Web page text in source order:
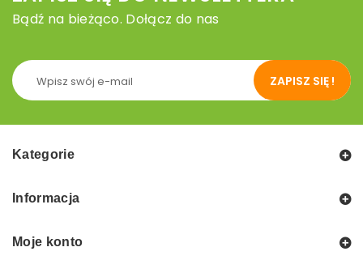
Bądź na bieżąco. Dołącz do nas
ZAPISZ SIĘ !
Kategorie
Informacja
Moje konto